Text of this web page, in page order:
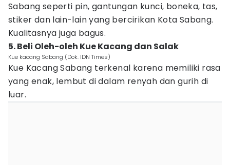
Sabang seperti pin, gantungan kunci, boneka, tas,
stiker dan lain-lain yang bercirikan Kota Sabang.
Kualitasnya juga bagus.
5. Beli Oleh-oleh Kue Kacang dan Salak
Kue kacang Sabang (Dok. IDN Times)
Kue Kacang Sabang terkenal karena memiliki rasa
yang enak, lembut di dalam renyah dan gurih di
luar.